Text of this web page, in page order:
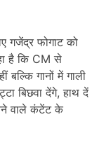
गजेंद्र फोगाट को
है कि CM से
बल्कि गानों में गाली
बिछवा देंगे, हाथ दें
वाले कंटेंट के